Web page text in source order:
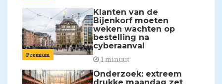
Premium
Klanten van de
Bijenkorf moeten
weken wachten op
bestelling na
cyberaanval
1 minuut
Onderzoek: extreem